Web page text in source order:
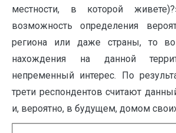
местности, в которой
возможность определения
региона или даже страны, то
нахождения на данной
непременный интерес. По
трети респондентов считают
и, вероятно, в будущем, домом